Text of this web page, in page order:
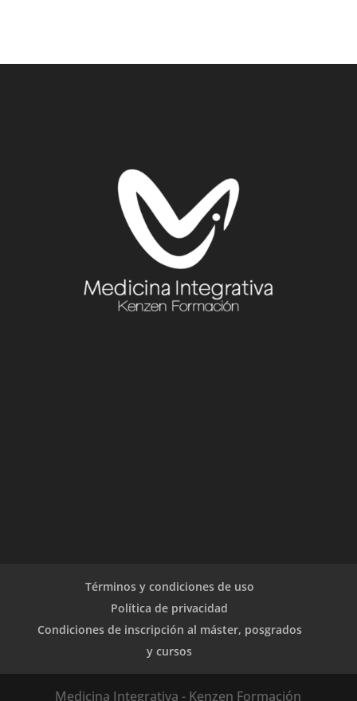
Términos y condiciones de uso
Política de privacidad
Condiciones de inscripción al máster, posgrados
y cursos
Medicina Integrativa - Kenzen Formación